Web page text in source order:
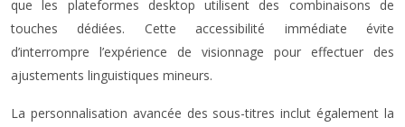
que les plateformes desktop utilisent des combinaisons de
touches dédiées. Cette accessibilité immédiate évite
d’interrompre l’expérience de visionnage pour effectuer des
ajustements linguistiques mineurs.
La personnalisation avancée des sous-titres inclut également la